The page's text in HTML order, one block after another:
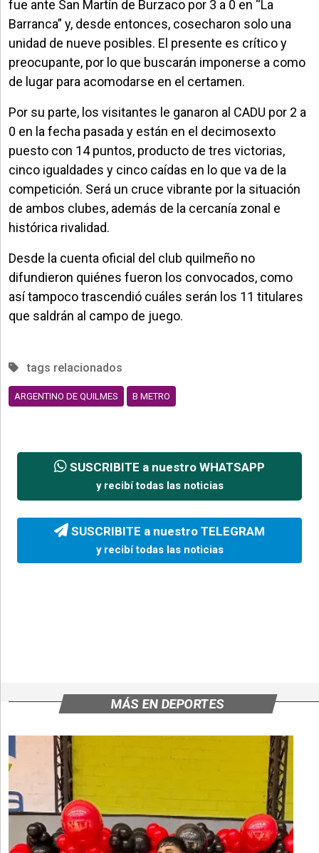
fue ante San Martín de Burzaco por 3 a 0 en “La
Barranca” y, desde entonces, cosecharon solo una
unidad de nueve posibles. El presente es crítico y
preocupante, por lo que buscarán imponerse a como
de lugar para acomodarse en el certamen.
Por su parte, los visitantes le ganaron al CADU por 2 a
0 en la fecha pasada y están en el decimosexto
puesto con 14 puntos, producto de tres victorias,
cinco igualdades y cinco caídas en lo que va de la
competición. Será un cruce vibrante por la situación
de ambos clubes, además de la cercanía zonal e
histórica rivalidad.
Desde la cuenta oficial del club quilmeño no
difundieron quiénes fueron los convocados, como
así tampoco trascendió cuáles serán los 11 titulares
que saldrán al campo de juego.
tags relacionados
ARGENTINO DE QUILMES B METRO
SUSCRIBITE a nuestro WHATSAPP
y recibí todas las noticias
SUSCRIBITE a nuestro TELEGRAM
y recibí todas las noticias
MÁS EN DEPORTES